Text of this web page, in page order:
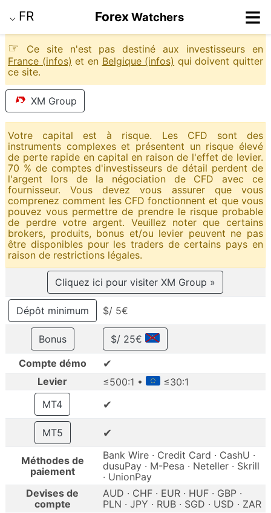
⌵ FR Forex Watchers ≡
☞
Ce site n'est pas destiné aux investisseurs en
France (infos) et en Belgique (infos) qui doivent quitter
ce site.
XM Group
Votre capital est à risque. Les CFD sont des
instruments complexes et présentent un risque élevé
de perte rapide en capital en raison de l'effet de levier.
70 % de comptes d'investisseurs de détail perdent de
l'argent lors de la négociation de CFD avec ce
fournisseur. Vous devez vous assurer que vous
comprenez comment les CFD fonctionnent et que vous
pouvez vous permettre de prendre le risque probable
de perdre votre argent. Veuillez noter que certains
brokers, produits, bonus et/ou levier peuvent ne pas
être disponibles pour les traders de certains pays en
raison de restrictions légales.
Cliquez ici pour visiter XM Group »
Dépôt minimum $/ 5€
Bonus
$/ 25€
Compte démo
✔
Levier ≤500:1 •
≤30:1
MT4
✔
MT5 ✔
Méthodes de
paiement
Bank Wire · Credit Card · CashU ·
dusuPay · M-Pesa · Neteller · Skrill
· UnionPay
Devises de
compte
AUD · CHF · EUR · HUF · GBP ·
PLN · JPY · RUB · SGD · USD · ZAR